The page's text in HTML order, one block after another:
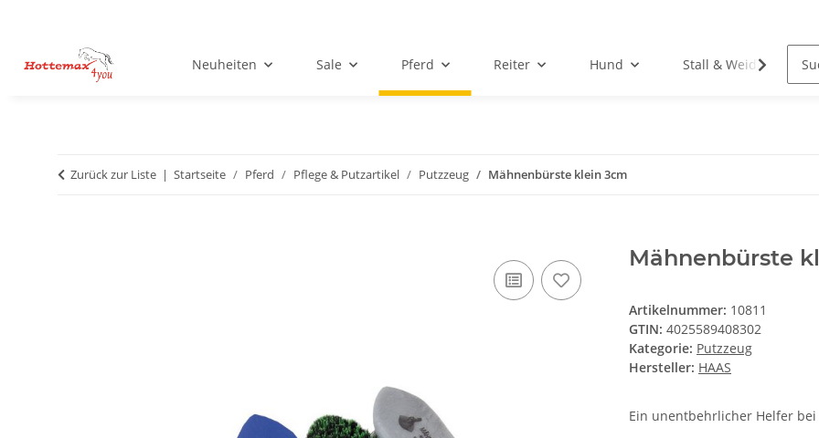
Neuheiten Sale Pferd Reiter Hund Stall & Weide
Zurück zur Liste Startseite Pferd Pflege & Putzartikel Putzzeug Mähnenbürste klein 3cm
Mähnenbürste
Artikelnummer: 10811
GTIN: 4025589408302
Kategorie: Putzzeug
Hersteller: HAAS
Ein unentbehrlicher Helfer